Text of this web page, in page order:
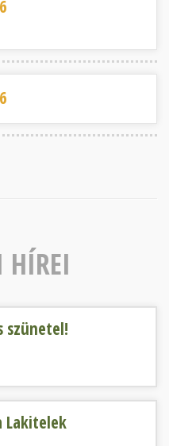
HÍREI
szünetel!
Lakitelek